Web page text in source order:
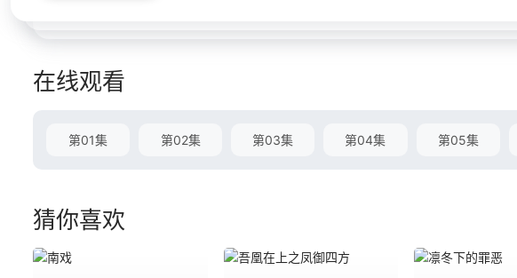
在线观看
第01集 第02集 第03集 第04集 第05集
猜你喜欢